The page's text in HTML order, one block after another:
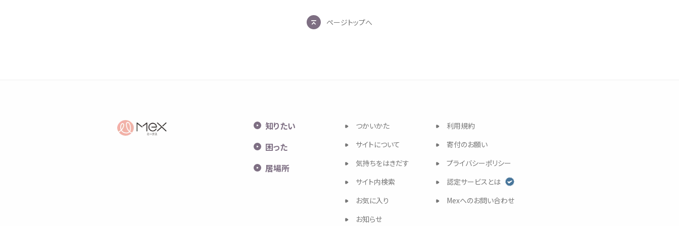
ページトップへ
知りたい
困った
居場所
つかいかた
サイトについて
気持ちをはきだす
サイト内検索
お気に入り
お知らせ
利用規約
寄付のお願い
プライバシーポリシー
認定サービスとは
Mexへのお問い合わせ